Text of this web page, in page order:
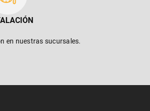
en nuestras sucursales.